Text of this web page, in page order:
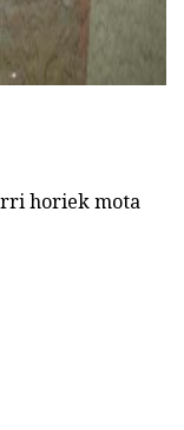
horiek mota